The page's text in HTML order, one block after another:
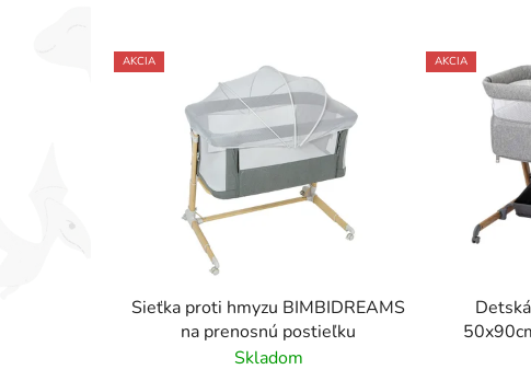
AKCIA
Sieťka proti hmyzu BIMBIDREAMS
na prenosnú postieľku
Skladom
AKCIA